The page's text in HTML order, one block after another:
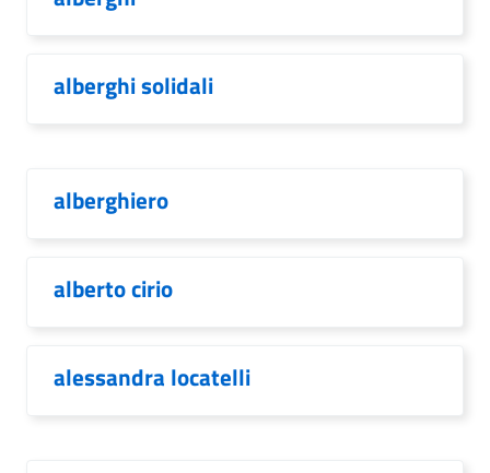
alberghi solidali
alberghiero
alberto cirio
alessandra locatelli